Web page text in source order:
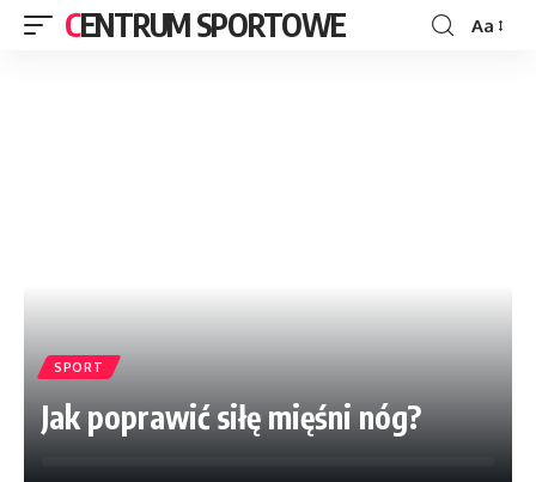
CENTRUM SPORTOWE Aa
SPORT
Jak poprawić siłę mięśni nóg?